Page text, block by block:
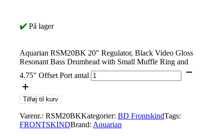
✔️ På lager
Aquarian RSM20BK 20" Regulator, Black Video Gloss
Resonant Bass Drumhead with Small Muffle Ring and
4.75" Offset Port antal
Tilføj til kurv
Varenr.: RSM20BKKategorier: BD FrontskindTags:
FRONTSKINDBrand: Aquarian